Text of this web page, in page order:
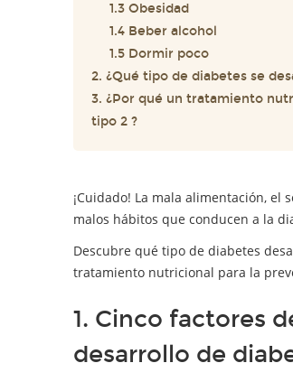
1.3 Obesidad
1.4 Beber alcohol
1.5 Dormir poco
2. ¿Qué tipo de diabetes se
3. ¿Por qué un tratamiento
tipo 2 ?
¡Cuidado! La mala alimentación, el
malos hábitos que conducen a la
Descubre qué tipo de diabetes
tratamiento nutricional para la
1. Cinco factores
desarrollo de